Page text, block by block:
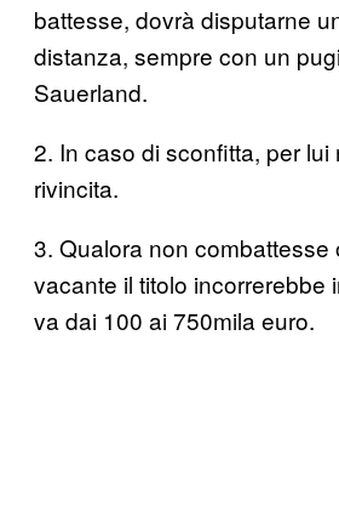
battesse, dovrà disputarne
distanza, sempre con un
Sauerland.
2. In caso di sconfitta, per lui
rivincita.
3. Qualora non combattesse
vacante il titolo incorrerebbe
va dai 100 ai 750mila euro.